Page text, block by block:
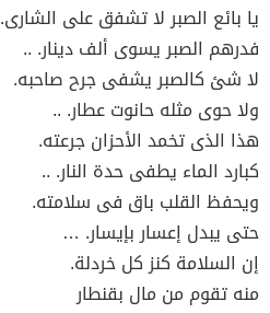
يا بائع الصبر لا تشفق على الشارى.
فدرهم الصبر يسوى ألف دينار. ..
لا شئ كالصبر يشفى جرح صاحبه.
ولا حوى مثله حانوت عطار. ..
هذا الذى تخمد الأحزان جرعته.
كبارد الماء يطفى حدة النار. ..
ويحفظ القلب باق فى سلامته.
حتى يبدل إعسار بإيسار. …
إن السلامة كنز كل خردلة.
منه تقوم من مال بقنطار